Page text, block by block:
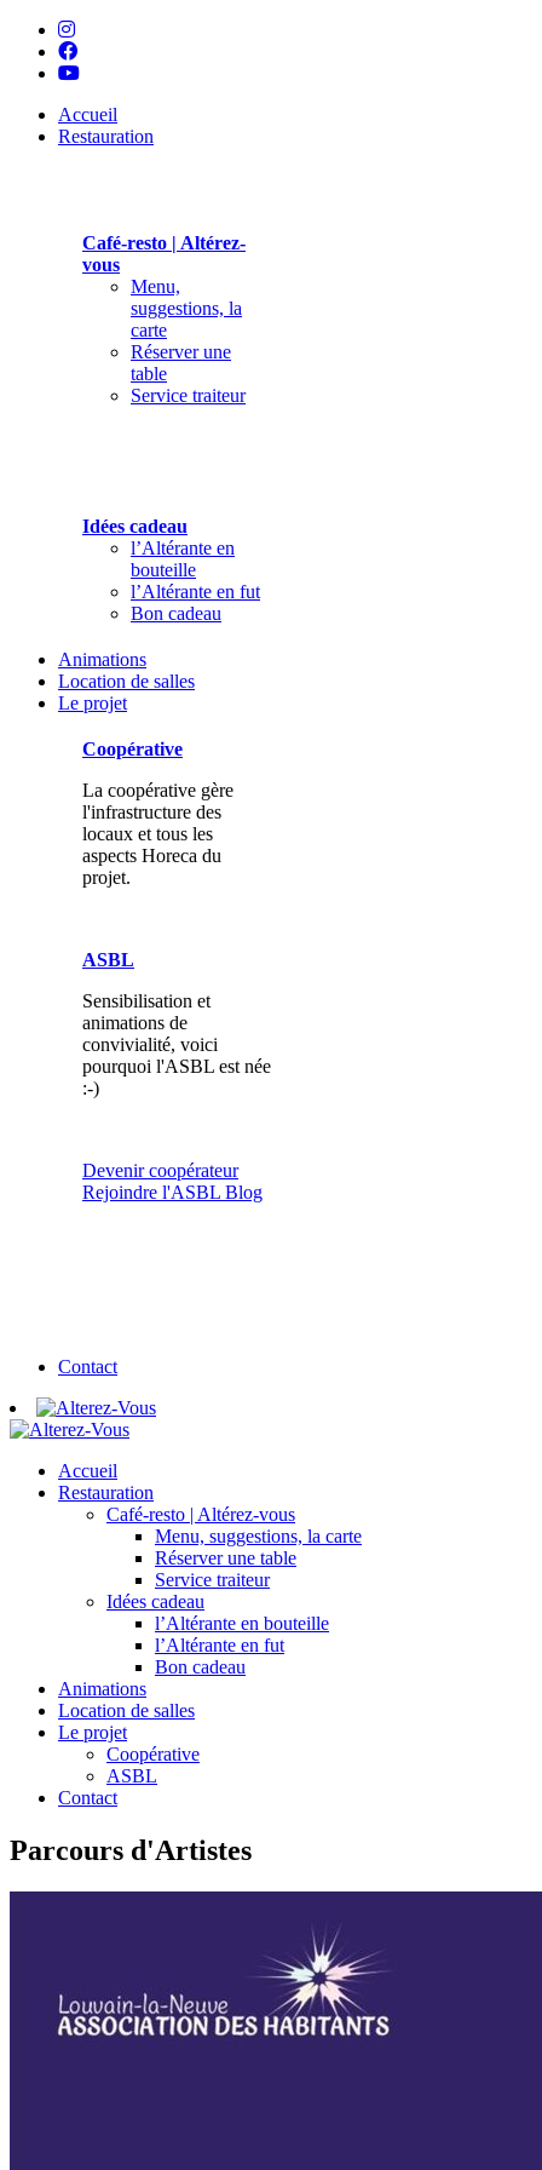
Accueil
Restauration
Café-resto | Altérez-
vous
Menu,
suggestions, la
carte
Réserver une
table
Service traiteur
Idées cadeau
l’Altérante en
bouteille
l’Altérante en fut
Bon cadeau
Animations
Location de salles
Le projet
Coopérative
La coopérative gère
l'infrastructure des
locaux et tous les
aspects Horeca du
projet.
ASBL
Sensibilisation et
animations de
convivialité, voici
pourquoi l'ASBL est née
:-)
Devenir coopérateur
Rejoindre l'ASBL Blog
Contact
Accueil
Restauration
Café-resto | Altérez-vous
Menu, suggestions, la carte
Réserver une table
Service traiteur
Idées cadeau
l’Altérante en bouteille
l’Altérante en fut
Bon cadeau
Animations
Location de salles
Le projet
Coopérative
ASBL
Contact
Parcours d'Artistes